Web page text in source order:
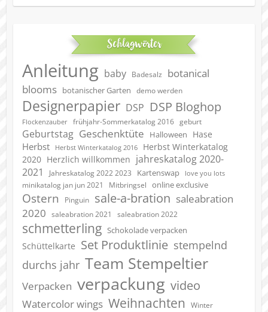
Schlagwörter
Anleitung baby Badesalz
botanical
blooms botanischer Garten demo werden
Designerpapier DSP DSP Bloghop
Flockenzauber frühjahr-Sommerkatalog 2016 geburt
Geburtstag Geschenktüte Halloween Hase
Herbst Herbst Winterkatalog 2016
Herbst Winterkatalog
2020 Herzlich willkommen jahreskatalog 2020-
2021
Jahreskatalog 2022 2023 Kartenswap love you lots
minikatalog jan jun 2021 Mitbringsel online exclusive
Ostern Pinguin sale-a-bration saleabration
2020
saleabration 2021 saleabration 2022
schmetterling Schokolade verpacken
Schüttelkarte Set Produktlinie stempelnd
durchs jahr Team Stempeltier
Verpacken verpackung video
Watercolor wings Weihnachten Winter